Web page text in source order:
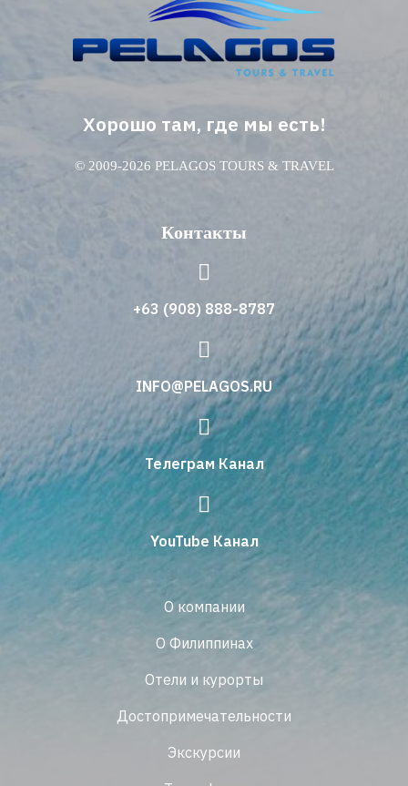
Хорошо там, где мы есть!
© 2009-2026 PELAGOS TOURS & TRAVEL
Контакты
+63 (908) 888-8787
INFO@PELAGOS.RU
Телеграм Канал
YouTube Канал
О компании
О Филиппинах
Отели и курорты
Достопримечательности
Экскурсии